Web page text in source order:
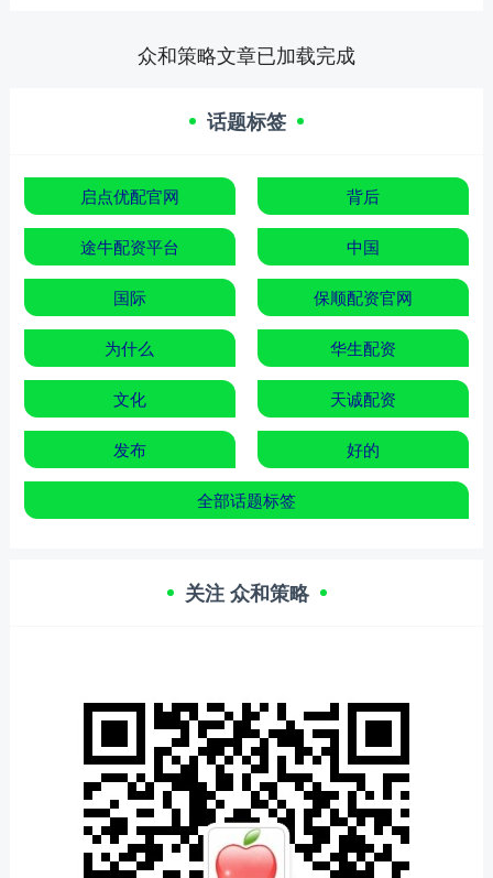
众和策略文章已加载完成
话题标签
启点优配官网 背后
途牛配资平台 中国
国际 保顺配资官网
为什么 华生配资
文化 天诚配资
发布 好的
全部话题标签
关注 众和策略